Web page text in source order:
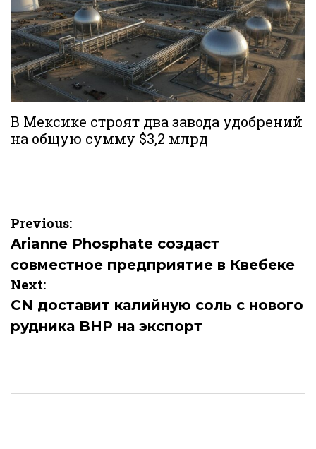
В Мексике строят два завода удобрений
на общую сумму $3,2 млрд
Навигация
по
записям
Previous:
Arianne Phosphate создаст
совместное предприятие в Квебеке
Next:
CN доставит калийную соль с нового
рудника BHP на экспорт